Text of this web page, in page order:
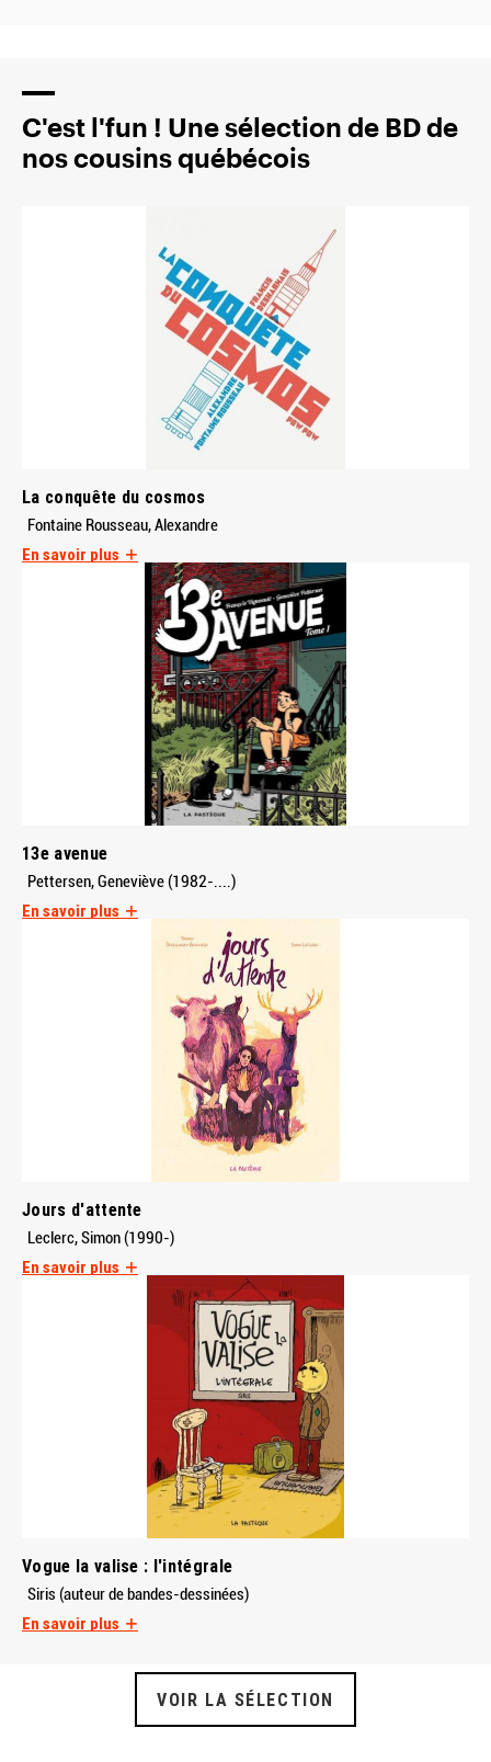
C'est l'fun ! Une sélection de BD de
nos cousins québécois
La conquête du cosmos
Fontaine Rousseau, Alexandre
En savoir plus
13e avenue
Pettersen, Geneviève (1982-....)
En savoir plus
Jours d'attente
Leclerc, Simon (1990-)
En savoir plus
Vogue la valise : l'intégrale
Siris (auteur de bandes-dessinées)
En savoir plus
VOIR LA SÉLECTION